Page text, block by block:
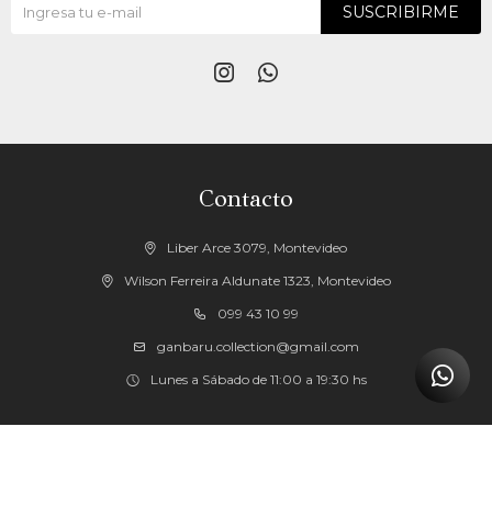
Contacto
Liber Arce 3079, Montevideo
Wilson Ferreira Aldunate 1323, Montevideo
099 43 10 99
ganbaru.collection@gmail.com
Lunes a Sábado de 11:00 a 19:30 hs
SUSCRIBIRME
 